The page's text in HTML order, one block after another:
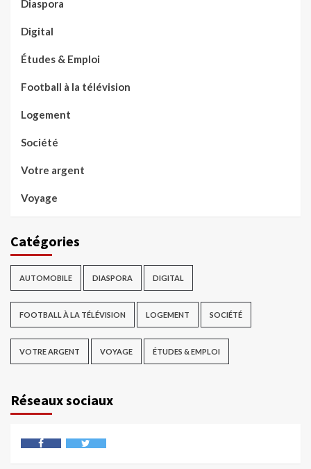
Diaspora
Digital
Études & Emploi
Football à la télévision
Logement
Société
Votre argent
Voyage
Catégories
AUTOMOBILE DIASPORA DIGITAL
FOOTBALL À LA TÉLÉVISION LOGEMENT SOCIÉTÉ
VOTRE ARGENT VOYAGE ÉTUDES & EMPLOI
Réseaux sociaux